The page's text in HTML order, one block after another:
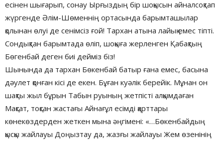
есінен шығарып, сонау Ырғыздың бір шоқысын айналсоқтап
жүргенде Әлім-Шөменнің ортасында барымташылар
қолынан өлуі де сенімсіз ғой! Тархан атына лайық емес тіпті.
Сондықтан барымтада өліп, шоқыға жерленген Қабақтың
Бөгенбай деген биі дейміз біз!
Шынында да тархан Бөкенбай батыр ғана емес, басына
дәулет қонған кісі де екен. Бұған куәлік берейік. Мұнан он
шақты жыл бұрын Табын руының жетпісті алқымдаған
Мақсат, тоқсан жастағы Айнағұл есімді қарттары
көнекөздерден жеткен мына әңгімені: «…Бөкенбайдың
қысқы жайлауы Доңызтау да, жазғы жайлауы Жем өзенінің